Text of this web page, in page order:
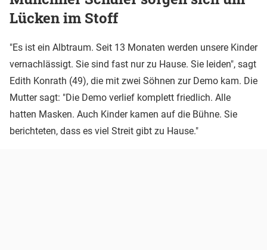
Lücken im Stoff
"Es ist ein Albtraum. Seit 13 Monaten werden unsere Kinder
vernachlässigt. Sie sind fast nur zu Hause. Sie leiden", sagt
Edith Konrath (49), die mit zwei Söhnen zur Demo kam. Die
Mutter sagt: "Die Demo verlief komplett friedlich. Alle
hatten Masken. Auch Kinder kamen auf die Bühne. Sie
berichteten, dass es viel Streit gibt zu Hause."